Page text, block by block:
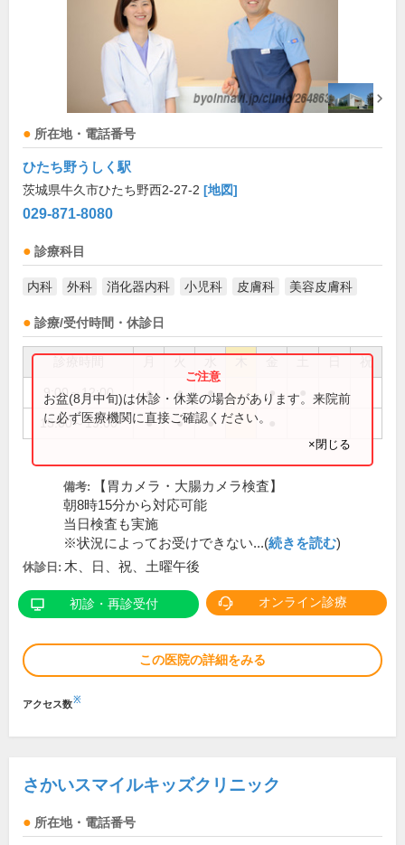
所在地・電話番号
ひたち野うしく駅
茨城県牛久市ひたち野西2-27-2 [地図]
029-871-8080
診療科目
内科 外科 消化器内科 小児科 皮膚科 美容皮膚科
診療/受付時間・休診日
祝
9:00～12:00 ● ● ● ●
15:00～19:00 ● ● ●
お盆(8月中旬)は休診・休業の場合があります。来院前
に必ず医療機関に直接ご確認ください。
×閉じる
備考:
【胃カメラ・大腸カメラ検査】
朝8時15分から対応可能
当日検査も実施
※状況によってお受けできない...(続きを読む)
休診日: 木、日、祝、土曜午後
初診・再診受付 オンライン診療
この医院の詳細をみる
アクセス数※
さかいスマイルキッズクリニック
所在地・電話番号